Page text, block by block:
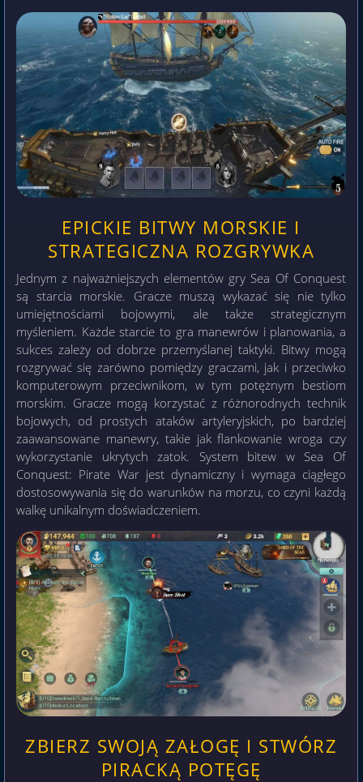
EPICKIE BITWY MORSKIE I
STRATEGICZNA ROZGRYWKA
Jednym z najważniejszych elementów gry Sea Of Conquest
są starcia morskie. Gracze muszą wykazać się nie tylko
umiejętnościami bojowymi, ale także strategicznym
myśleniem. Każde starcie to gra manewrów i planowania, a
sukces zależy od dobrze przemyślanej taktyki. Bitwy mogą
rozgrywać się zarówno pomiędzy graczami, jak i przeciwko
komputerowym przeciwnikom, w tym potężnym bestiom
morskim. Gracze mogą korzystać z różnorodnych technik
bojowych, od prostych ataków artyleryjskich, po bardziej
zaawansowane manewry, takie jak flankowanie wroga czy
wykorzystanie ukrytych zatok. System bitew w Sea Of
Conquest: Pirate War jest dynamiczny i wymaga ciągłego
dostosowywania się do warunków na morzu, co czyni każdą
walkę unikalnym doświadczeniem.
ZBIERZ SWOJĄ ZAŁOGĘ I STWÓRZ
PIRACKĄ POTĘGĘ